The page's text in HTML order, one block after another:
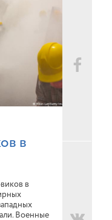
в
в
Военные